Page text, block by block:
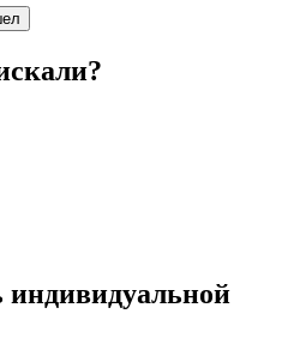
индивидуальной